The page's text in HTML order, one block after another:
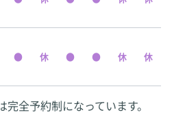
全予約制になっています。